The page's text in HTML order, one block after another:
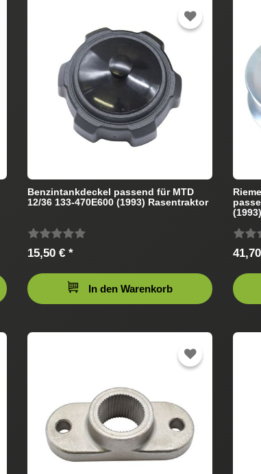
Benzintankdeckel passend für MTD
12/36 133-470E600 (1993) Rasentraktor
15,50 € *
In den Warenkorb